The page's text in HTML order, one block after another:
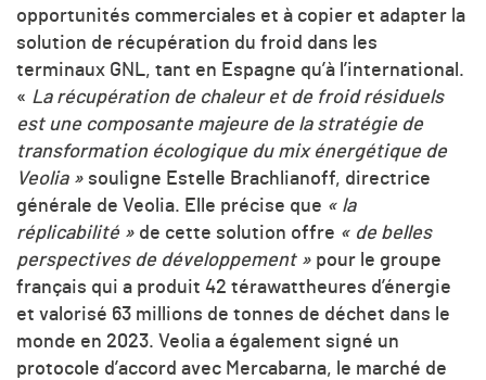
opportunités commerciales et à copier et adapter la
solution de récupération du froid dans les
terminaux GNL, tant en Espagne qu’à l’international.
« La récupération de chaleur et de froid résiduels
est une composante majeure de la stratégie de
transformation écologique du mix énergétique de
Veolia » souligne Estelle Brachlianoff, directrice
générale de Veolia. Elle précise que « la
réplicabilité » de cette solution offre « de belles
perspectives de développement » pour le groupe
français qui a produit 42 térawattheures d’énergie
et valorisé 63 millions de tonnes de déchet dans le
monde en 2023. Veolia a également signé un
protocole d’accord avec Mercabarna, le marché de